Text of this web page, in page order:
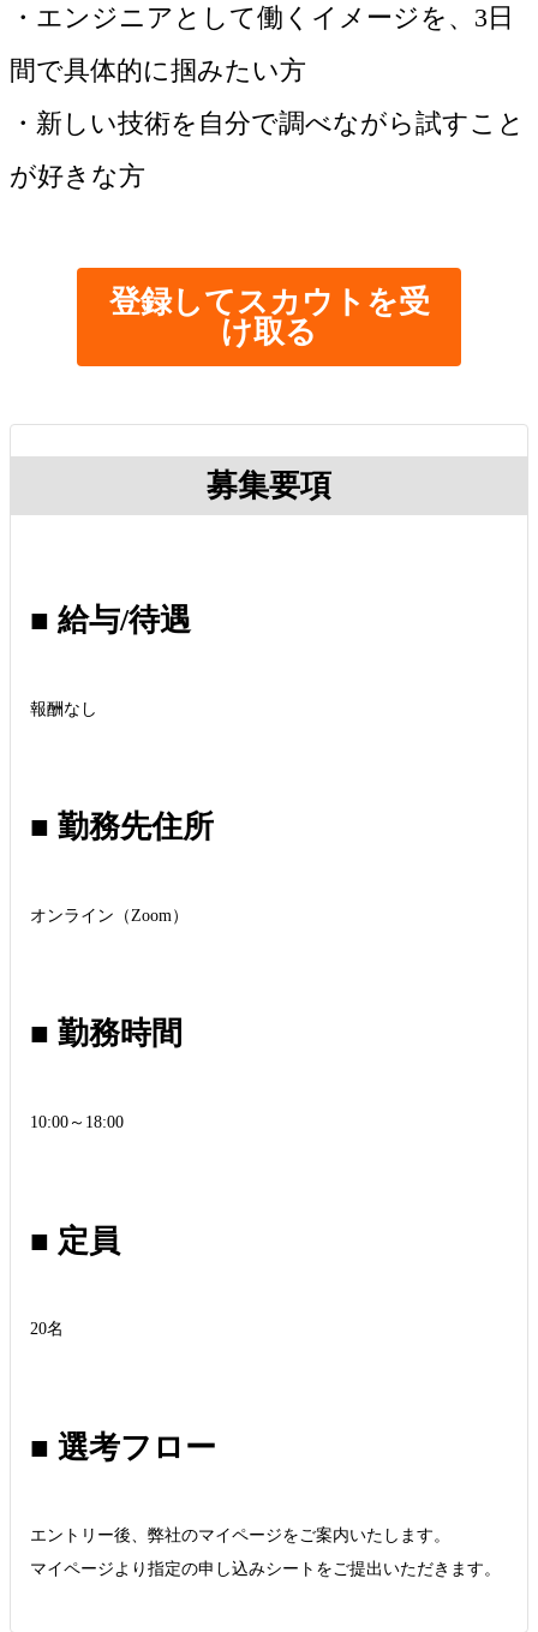
・エンジニアとして働くイメージを、3日
間で具体的に掴みたい方
・新しい技術を自分で調べながら試すこと
が好きな方
登録してスカウトを受
け取る
募集要項
■ 給与/待遇
報酬なし
■ 勤務先住所
オンライン（Zoom）
■ 勤務時間
10:00～18:00
■ 定員
20名
■ 選考フロー
エントリー後、弊社のマイページをご案内いたします。
マイページより指定の申し込みシートをご提出いただきます。